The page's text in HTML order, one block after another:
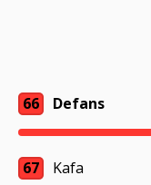
66 Defans
67
Kafa